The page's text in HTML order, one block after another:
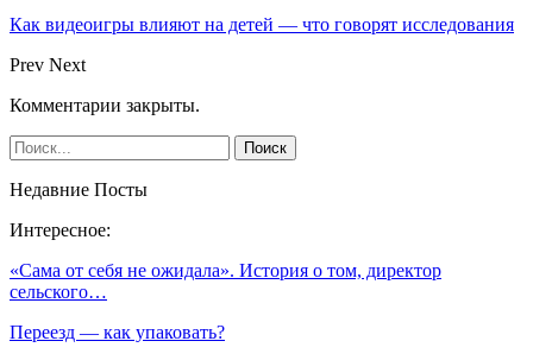
Как видеоигры влияют на детей — что говорят исследования
Prev Next
Комментарии закрыты.
Недавние Посты
Интересное:
«Сама от себя не ожидала». История о том, директор
сельского…
Переезд — как упаковать?